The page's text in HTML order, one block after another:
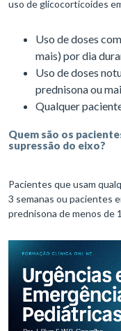
uso de glicocorticoides
Uso de doses
mais) por dia
Uso de doses
prednisona ou
Qualquer
Quem são os
supressão do eixo?
Pacientes que usam
3 semanas ou pacientes
prednisona de menos de